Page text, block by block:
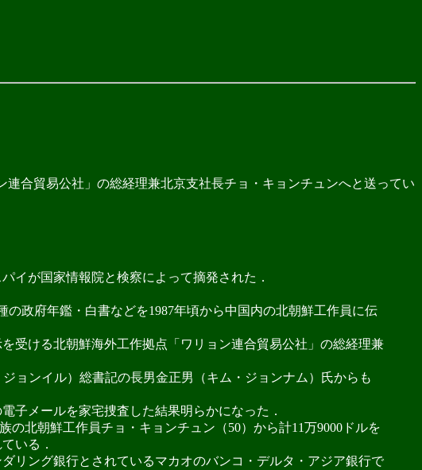
合貿易公社」の総経理兼北京支社長チョ・キョンチュンへと送ってい
イが国家情報院と検察によって摘発された．
政府年鑑・白書などを1987年頃から中国内の北朝鮮工作員に伝
受ける北朝鮮海外工作拠点「ワリョン連合貿易公社」の総経理兼
ョンイル）総書記の長男金正男（キム・ジョンナム）氏からも
子メールを家宅捜査した結果明らかになった．
北朝鮮工作員チョ・キョンチュン（50）から計11万9000ドルを
いる．
リング銀行とされているマカオのバンコ・デルタ・アジア銀行で